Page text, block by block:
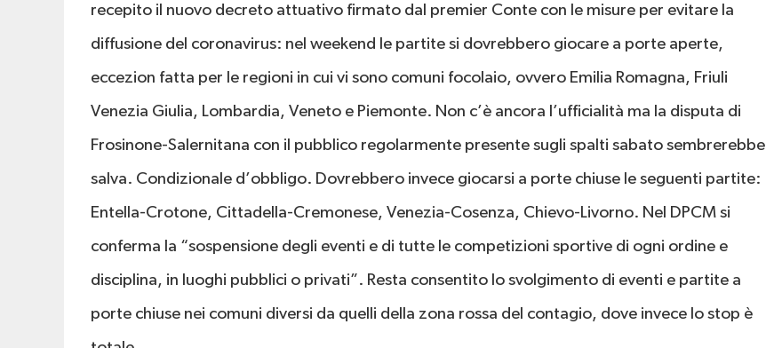
recepito il nuovo decreto attuativo firmato dal premier Conte con le misure per evitare la
diffusione del coronavirus: nel weekend le partite si dovrebbero giocare a porte aperte,
eccezion fatta per le regioni in cui vi sono comuni focolaio, ovvero Emilia Romagna, Friuli
Venezia Giulia, Lombardia, Veneto e Piemonte. Non c’è ancora l’ufficialità ma la disputa di
Frosinone-Salernitana con il pubblico regolarmente presente sugli spalti sabato sembrerebbe
salva. Condizionale d’obbligo. Dovrebbero invece giocarsi a porte chiuse le seguenti partite:
Entella-Crotone, Cittadella-Cremonese, Venezia-Cosenza, Chievo-Livorno. Nel DPCM si
conferma la “sospensione degli eventi e di tutte le competizioni sportive di ogni ordine e
disciplina, in luoghi pubblici o privati”. Resta consentito lo svolgimento di eventi e partite a
porte chiuse nei comuni diversi da quelli della zona rossa del contagio, dove invece lo stop è